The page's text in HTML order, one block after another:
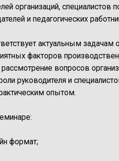
организаций, специалистов
и педагогических
актуальным задачам
факторов
вопросов
руководителя и
опытом.
формат;